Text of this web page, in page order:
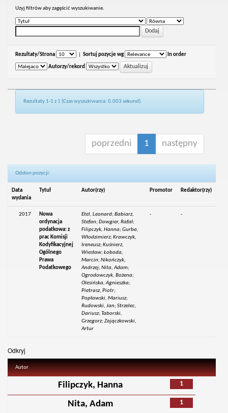
Uzyj filtrów aby zagęścić wyszukiwanie.
Rezultaty/Strona Sortuj pozycje wg In order
Autorzy/rekord
Rezultaty 1-1 z 1 (Czas wyszukiwania: 0.003 sekund).
poprzedni 1 następny
Odsłon pozycji:
Data
wydania
Tytuł Autor(rzy) Promotor Redaktor(rzy)
2017
Nowa
ordynacja
podatkowa: z
prac Komisji
Kodyfikacyjnej
Ogólnego
Prawa
Podatkowego
Etel, Leonard; Babiarz,
Stefan; Dowgier, Rafał;
Filipczyk, Hanna; Gurba,
Włodzimierz; Krawczyk,
Ireneusz; Kuśnierz,
Wiesław; Łoboda,
Marcin; Nikończyk,
Andrzej; Nita, Adam;
Ogrodowczyk, Bożena;
Olesińska, Agnieszka;
Pietrasz, Piotr;
Popławski, Mariusz;
Rudowski, Jan; Strzelec,
Dariusz; Taborski,
Grzegorz; Zajączkowski,
Artur
- -
Odkryj
Autor
1
Filipczyk, Hanna
1
Nita, Adam